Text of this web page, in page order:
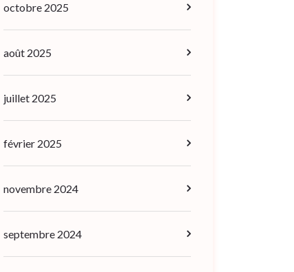
octobre 2025
août 2025
juillet 2025
février 2025
novembre 2024
septembre 2024